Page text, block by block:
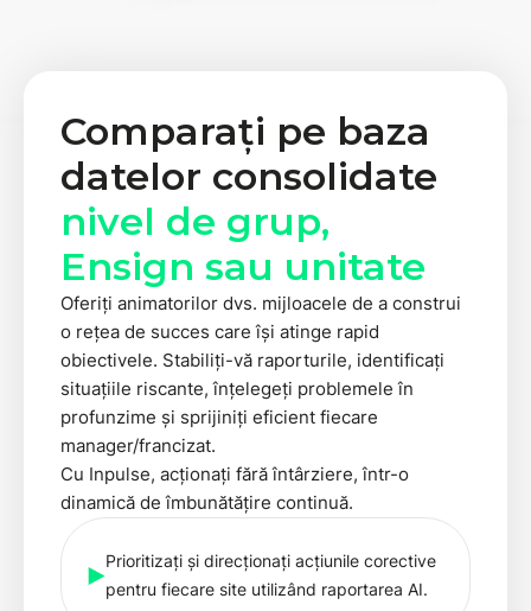
Comparați pe baza
datelor consolidate
nivel de grup,
Ensign sau unitate
Oferiți animatorilor dvs. mijloacele de a construi
o rețea de succes care își atinge rapid
obiectivele. Stabiliți-vă raporturile, identificați
situațiile riscante, înțelegeți problemele în
profunzime și sprijiniți eficient fiecare
manager/francizat.
Cu Inpulse, acționați fără întârziere, într-o
dinamică de îmbunătățire continuă.
Prioritizați și direcționați acțiunile corective
pentru fiecare site utilizând raportarea AI.